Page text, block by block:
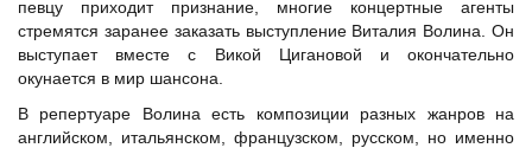
певцу приходит признание, многие концертные агенты
стремятся заранее заказать выступление Виталия Волина. Он
выступает вместе с Викой Цигановой и окончательно
окунается в мир шансона.
В репертуаре Волина есть композиции разных жанров на
английском, итальянском, французском, русском, но именно